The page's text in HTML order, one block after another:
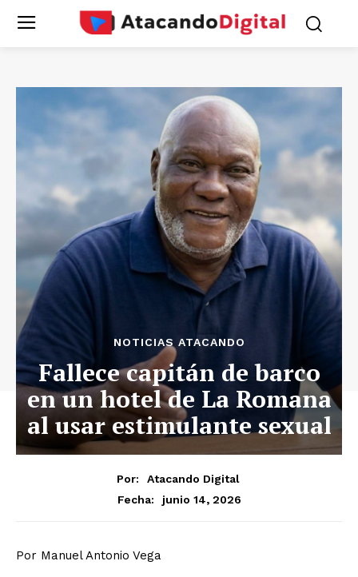
NOTICIAS ATACANDO
Fallece capitán de barco
en un hotel de La Romana
al usar estimulante sexual
Por:
Atacando Digital
Fecha:
junio 14, 2026
Por Manuel Antonio Vega